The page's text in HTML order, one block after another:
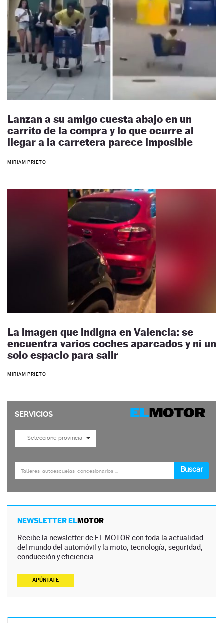
Lanzan a su amigo cuesta abajo en un
carrito de la compra y lo que ocurre al
llegar a la carretera parece imposible
MIRIAM PRIETO
La imagen que indigna en Valencia: se
encuentra varios coches aparcados y ni un
solo espacio para salir
MIRIAM PRIETO
NEWSLETTER ELMOTOR
Recibe la newsletter de EL MOTOR con toda la actualidad
del mundo del automóvil y la moto, tecnología, seguridad,
conducción y eficiencia.
APÚNTATE